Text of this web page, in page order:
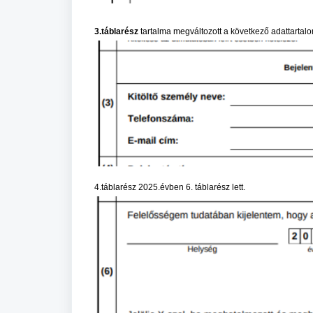
3.táblarész tartalma megváltozott a következő
4.táblarész 2025.évben 6. táblarész lett.